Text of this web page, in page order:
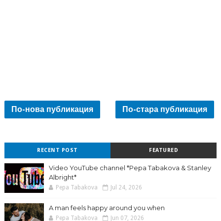
По-нова публикация По-стара публикация
RECENT POST FEATURED
Video YouTube channel *Pepa Tabakova & Stanley
Albright*
Pepa Tabakova Jul 24, 2026
A man feels happy around you when
Pepa Tabakova Jun 07, 2026